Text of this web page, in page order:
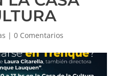
| 0 Comentarios